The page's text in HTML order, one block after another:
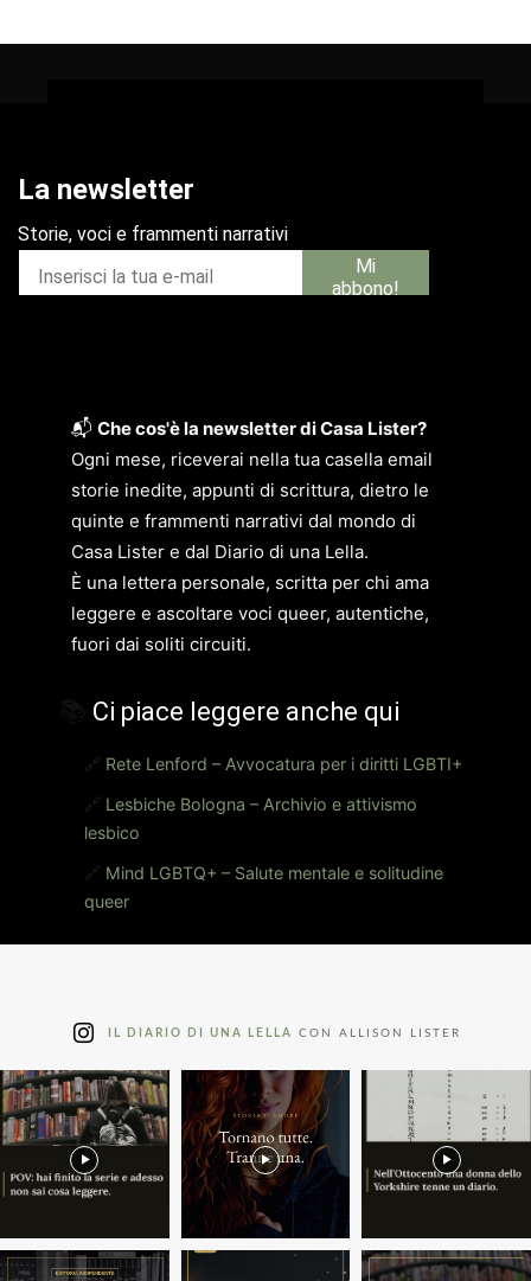
📬 Che cos'è la newsletter di Casa Lister?
Ogni mese, riceverai nella tua casella email
storie inedite, appunti di scrittura, dietro le
quinte e frammenti narrativi dal mondo di
Casa Lister e dal Diario di una Lella.
È una lettera personale, scritta per chi ama
leggere e ascoltare voci queer, autentiche,
fuori dai soliti circuiti.
Ci piace leggere anche qui
🔗 Rete Lenford – Avvocatura per i diritti LGBTI+
🔗 Lesbiche Bologna – Archivio e attivismo
lesbico
🔗 Mind LGBTQ+ – Salute mentale e solitudine
queer
IL DIARIO DI UNA LELLA CON ALLISON LISTER